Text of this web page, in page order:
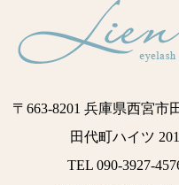
〒663-8201 兵庫県西宮市
田代町ハイツ 201
TEL 090-3927-